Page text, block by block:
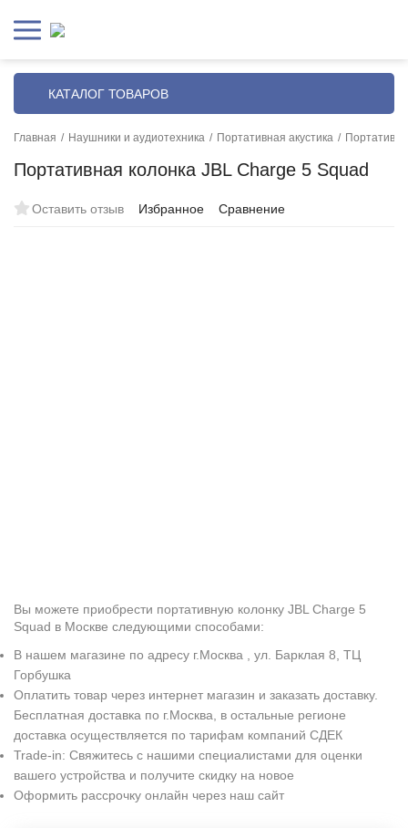
КАТАЛОГ ТОВАРОВ
Главная / Наушники и аудиотехника / Портативная акустика /
Портативная колонка JBL Charge 5 Squad
Оставить отзыв Избранное Сравнение
Вы можете приобрести портативную колонку JBL Charge 5
Squad в Москве следующими способами:
В нашем магазине по адресу г.Москва , ул. Барклая 8, ТЦ
Горбушка
Оплатить товар через интернет магазин и заказать доставку.
Бесплатная доставка по г.Москва, в остальные регионе
доставка осуществляется по тарифам компаний СДЕК
Trade-in: Свяжитесь с нашими специалистами для оценки
вашего устройства и получите скидку на новое
Оформить рассрочку онлайн через наш сайт